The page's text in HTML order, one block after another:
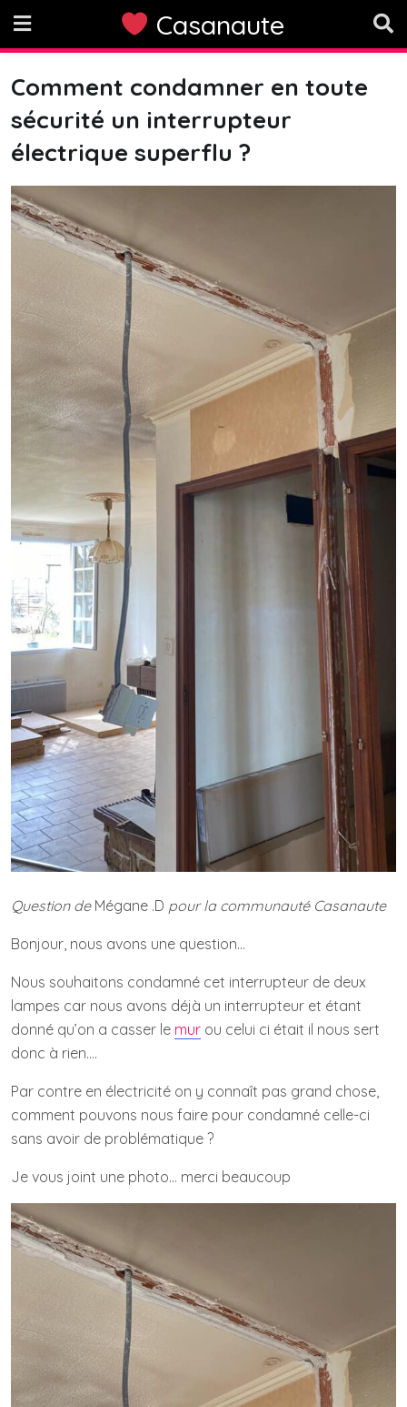
content
Casanaute
Comment condamner en toute
sécurité un interrupteur
électrique superflu ?
Question deMégane .D pour la communauté Casanaute
Bonjour, nous avons une question…
Nous souhaitons condamné cet interrupteur de deux
lampes car nous avons déjà un interrupteur et étant
donné qu’on a casser le mur ou celui ci était il nous sert
donc à rien….
Par contre en électricité on y connaît pas grand chose,
comment pouvons nous faire pour condamné celle-ci
sans avoir de problématique ?
Je vous joint une photo… merci beaucoup